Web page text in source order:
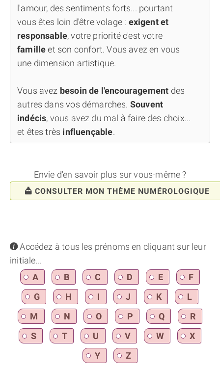
l'amour, des sentiments forts... pourtant
vous êtes loin d'être volage : exigent et
responsable, votre priorité c'est votre
familleet son confort. Vous avez en vous
une dimension artistique.
Vous avez besoin de l'encouragement des
autres dans vos démarches. Souvent
indécis, vous avez du mal à faire des choix...
et êtes très influençable.
Envie d'en savoir plus sur vous-même ?
CONSULTER MON THÈME NUMÉROLOGIQUE
infoAccédez à tous les prénoms en cliquant sur leur
initiale...
A
B C D E
F
G
H I J K
L
M
N O P Q
R
S
T U V W
X
Y
Z